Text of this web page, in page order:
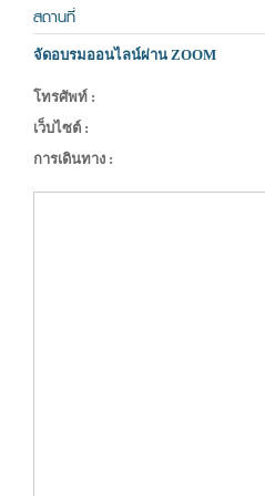
สถานที่
จัดอบรมออนไลน์ผ่าน ZOOM
โทรศัพท์ :
เว็บไซต์ :
การเดินทาง :